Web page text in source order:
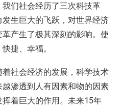
们社会经历了三次科技革
生巨大的飞跃，对世界经济
产生了极其深刻的影响。使
捷、幸福。
社会经济的发展，科学技术
渗透到人有因素和物的因素
着巨大的作用。未来15年